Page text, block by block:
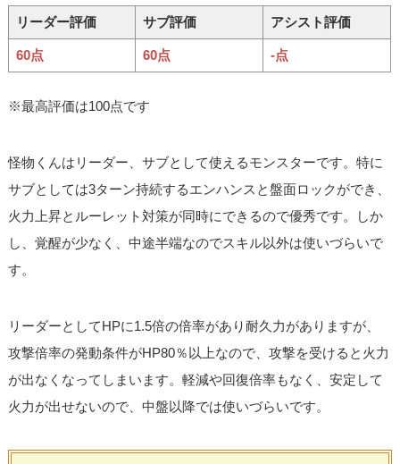
リーダー評価 サブ評価 アシスト評価
60点 60点 -点
※最高評価は100点です
怪物くんはリーダー、サブとして使えるモンスターです。特に
サブとしては3ターン持続するエンハンスと盤面ロックができ、
火力上昇とルーレット対策が同時にできるので優秀です。しか
し、覚醒が少なく、中途半端なのでスキル以外は使いづらいで
す。
リーダーとしてHPに1.5倍の倍率があり耐久力がありますが、
攻撃倍率の発動条件がHP80％以上なので、攻撃を受けると火力
が出なくなってしまいます。軽減や回復倍率もなく、安定して
火力が出せないので、中盤以降では使いづらいです。